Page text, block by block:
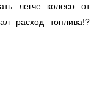
легче колесо от
расход топлива!?